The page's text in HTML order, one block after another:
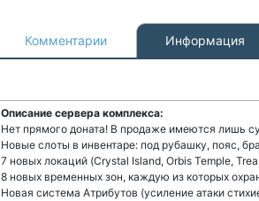
Комментарии Информация
Описание сервера комплекса:
Нет прямого доната! В продаже имеются лишь
Новые слоты в инвентаре: под рубашку, пояс,
7 новых локаций (Crystal Island, Orbis Temple,
8 новых временных зон, каждую из которых
Новая система Атрибутов (усиление атаки